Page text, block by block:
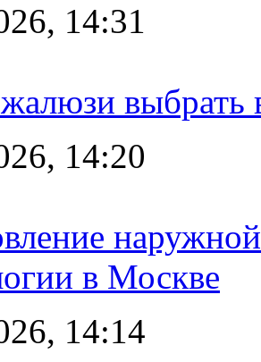
14:31
выбрать
14:20
в Москве
14:14